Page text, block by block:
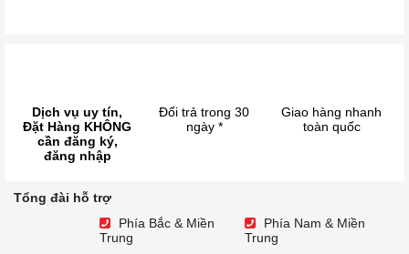
Dịch vụ uy tín,
Đặt Hàng KHÔNG
cần đăng ký,
đăng nhập
Đổi trả trong 30
ngày *
Giao hàng nhanh
toàn quốc
Tổng đài hỗ trợ
Phía Bắc & Miền
Trung
Phía Nam & Miền
Trung